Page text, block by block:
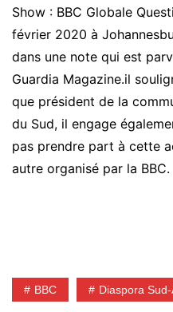
Show : BBC Globale
février 2020 à
dans une note qui est
Guardia Magazine.il
que président de la
du Sud, il engage
pas prendre part à cette
autre organisé par la BBC.
BBC Diaspora